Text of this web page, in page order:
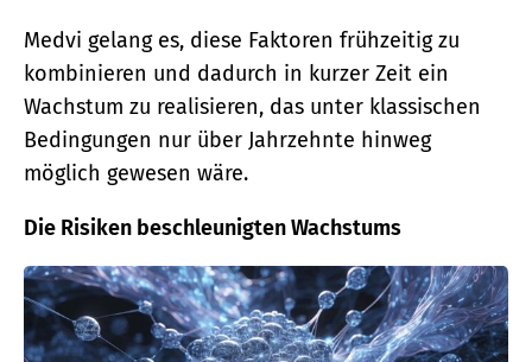
Medvi gelang es, diese Faktoren frühzeitig zu
kombinieren und dadurch in kurzer Zeit ein
Wachstum zu realisieren, das unter klassischen
Bedingungen nur über Jahrzehnte hinweg
möglich gewesen wäre.
Die Risiken beschleunigten Wachstums